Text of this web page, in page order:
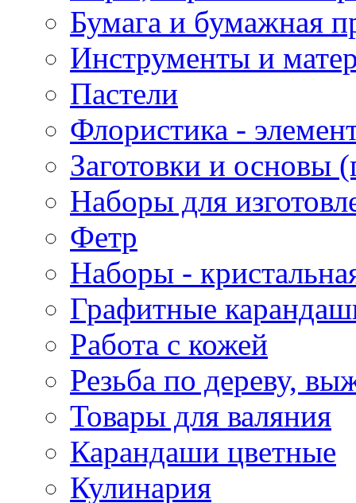
Бумага и бумажная
Инструменты и
Пастели
Флористика -
Заготовки и основы
Наборы для
Фетр
Наборы -
Графитные
Работа с кожей
Резьба по дереву,
Товары для валяния
Карандаши цветные
Кулинария